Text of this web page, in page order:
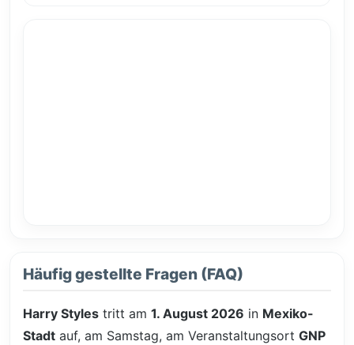
Häufig gestellte Fragen (FAQ)
Harry Styles tritt am 1. August 2026 in Mexiko-
Stadt auf, am Samstag, am Veranstaltungsort GNP